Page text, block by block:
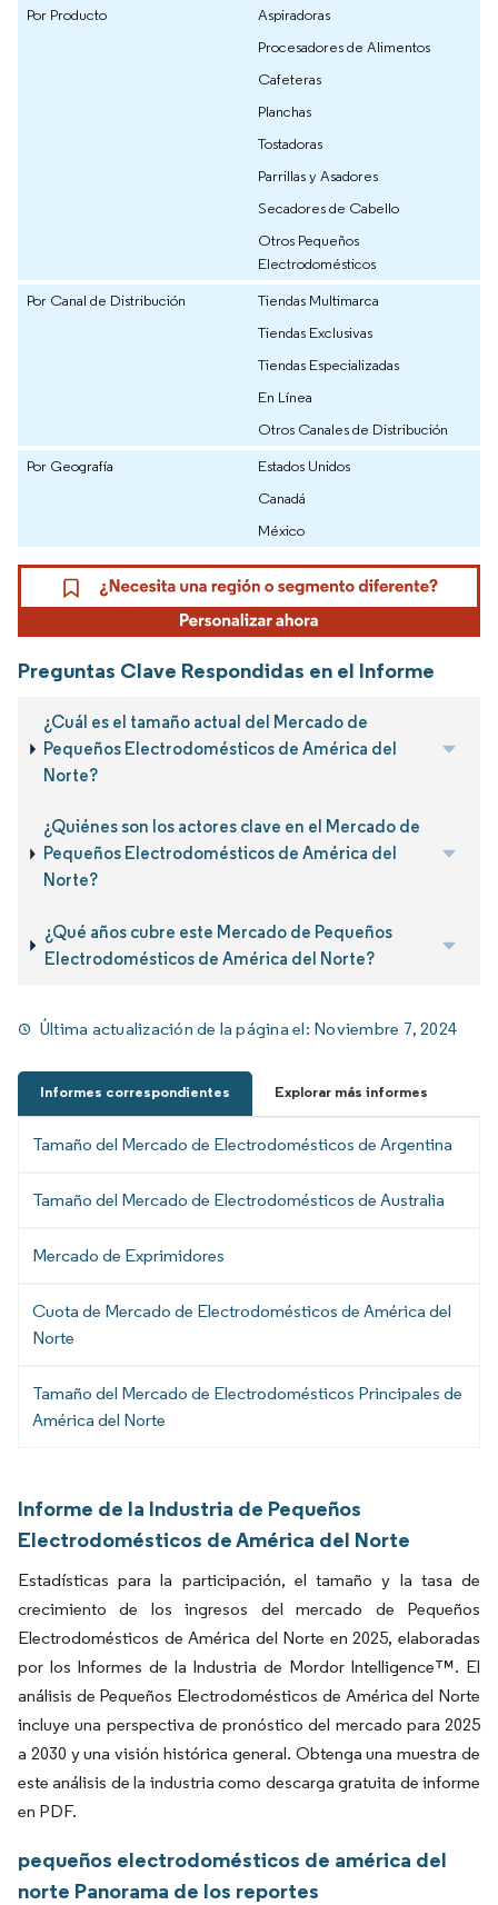
Por Producto
Aspiradoras
Procesadores de Alimentos
Cafeteras
Planchas
Tostadoras
Parrillas y Asadores
Secadores de Cabello
Otros Pequeños
Electrodomésticos
Por Canal de Distribución
Tiendas Multimarca
Tiendas Exclusivas
Tiendas Especializadas
En Línea
Otros Canales de Distribución
Por Geografía
Estados Unidos
Canadá
México
Preguntas Clave Respondidas en el Informe
¿Cuál es el tamaño actual del Mercado de
Pequeños Electrodomésticos de América del
Norte?
¿Quiénes son los actores clave en el Mercado de
Pequeños Electrodomésticos de América del
Norte?
¿Qué años cubre este Mercado de Pequeños
Electrodomésticos de América del Norte?
Última actualización de la página el: Noviembre 7, 2024
Informes correspondientes Explorar más informes
Tamaño del Mercado de Electrodomésticos de Argentina
Tamaño del Mercado de Electrodomésticos de Australia
Mercado de Exprimidores
Cuota de Mercado de Electrodomésticos de América del
Norte
Tamaño del Mercado de Electrodomésticos Principales de
América del Norte
Informe de la Industria de Pequeños
Electrodomésticos de América del Norte
Estadísticas para la participación, el tamaño y la tasa de
crecimiento de los ingresos del mercado de Pequeños
Electrodomésticos de América del Norte en 2025, elaboradas
por los Informes de la Industria de Mordor Intelligence™. El
análisis de Pequeños Electrodomésticos de América del Norte
incluye una perspectiva de pronóstico del mercado para 2025
a 2030 y una visión histórica general. Obtenga una muestra de
este análisis de la industria como descarga gratuita de informe
en PDF.
pequeños electrodomésticos de américa del
norte Panorama de los reportes